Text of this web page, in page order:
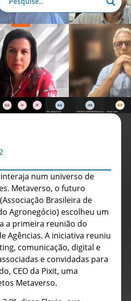
num universo de
Metaverso, o futuro
Brasileira de
Agronegócio) escolheu um
a primeira reunião do
Agências. A iniciativa reuniu
comunicação, digital e
e convidadas para
CEO da Pixit, uma
Metaverso.